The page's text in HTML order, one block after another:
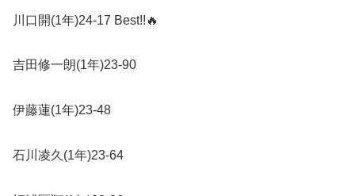
川口開(1年)24-17 Best!! 🔥
吉田修一朗(1年)23-90
伊藤蓮(1年)23-48
石川凌久 (1年)23-64